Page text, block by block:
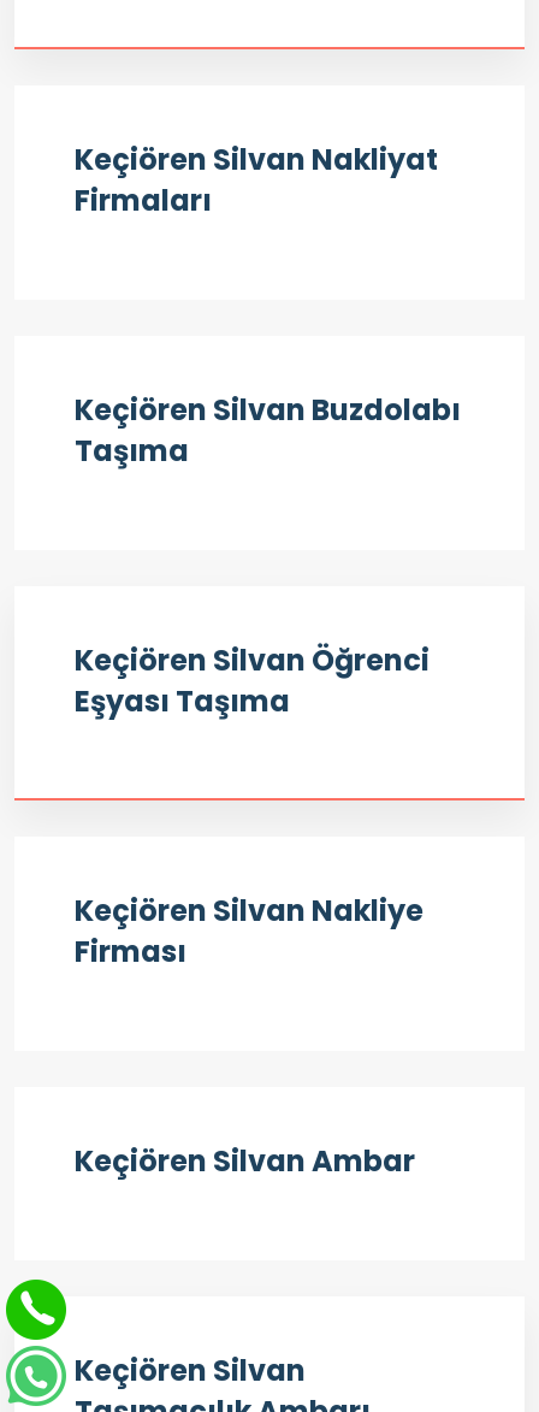
Keçiören Silvan Nakliyat
Firmaları
Keçiören Silvan Buzdolabı
Taşıma
Keçiören Silvan Öğrenci
Eşyası Taşıma
Keçiören Silvan Nakliye
Firması
Keçiören Silvan Ambar
Keçiören Silvan